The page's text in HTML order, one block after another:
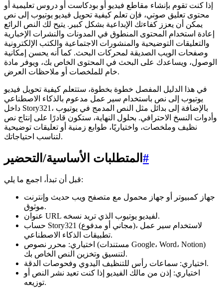
إذا كنت تقوم بإنشاء مقاطع فيديو أو بودكاست أو دروس تعليمية أو
محتوى تعليق صوتي، فإن تعلم كيفية تحويل فيديو يوتيوب إلى نص
يمكن أن يعزز كفاءتك الإبداعية بشكل كبير. يتيح لك النص الرائع
إعادة استخدام المحتوى المنطوق في المدونات والنشرات الإخبارية
والتعليقات التوضيحية والمنشورات الاجتماعية والكتب الإلكترونية
وصفحات الويب الصديقة لمحركات البحث. كما أنه يحسن إمكانية
الوصول، ويساعدك على البحث في المحتوى الخاص بك، ويوفر مادة
خام للملخصات أو ملاحظات العرض.
في هذا الدليل المفصل خطوة بخطوة، ستتعلم كيفية تحويل فيديو
يوتيوب إلى نص باستخدام سير عمل مدعوم بالذكاء الاصطناعي
داخل Story321، بالإضافة إلى بدائل مثل النص المدمج في يوتيوب
وأدوات النسخ الاحترافي. بحلول النهاية، ستكون قادرًا على إنتاج نص
نظيف وملخصات، واختياريًا، طوابع زمنية أو تعليقات توضيحية
لتناسب احتياجاتك.
المتطلبات الأساسية/التحضير #
قبل أن تبدأ، اجمع ما يلي:
جهاز كمبيوتر أو جهاز محمول مع متصفح ويب حديث وإنترنت
موثوق.
عنوان URL لفيديو يوتيوب الذي تريد نسخه.
حساب Story321 (مجاني أو مدفوع)، لاستخدام سير عمل
تطبيقات الذكاء الاصطناعي.
اختياري: محرر نصوص (مستندات Google، Word، Notion)
لتنسيق وتخزين النص الخاص بك.
اختياري: سماعات رأس للتنظيف اليدوي وفحوصات الدقة.
اختياري: إذن من مالك الفيديو إذا كنت تعيد نشر النص أو
توزيعه.